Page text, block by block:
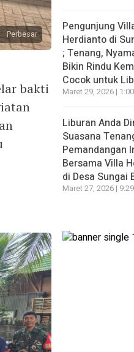
Perbesar
bakti
Pengunjung
Herdianto di
; Tenang,
Bikin Rindu
Cocok untuk
Maret 29, 2026 |
Liburan Anda
Suasana
Pemandangan
Bersama Villa
di Desa Sungai
Maret 27, 2026 |